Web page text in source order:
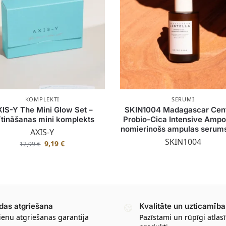
KOMPLEKTI
Y The Mini Glow Set –
mini komplekts
AXIS-Y
12,99€ 9,19€
SERUMI
SKIN1004 Madagascar
Probio-Cica Intensive
nomierinošs ampulas
SKIN1004
atgriešana
atgriešanas garantija
Kvalitāte un uzticamība
Pazīstami un rūpīgi